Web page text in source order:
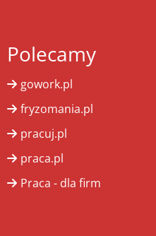
Polecamy
gowork.pl
fryzomania.pl
pracuj.pl
praca.pl
Praca - dla firm